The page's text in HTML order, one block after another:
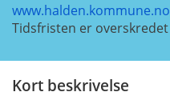
www.halden.kommune.no
Tidsfristen er overskredet
Kort beskrivelse